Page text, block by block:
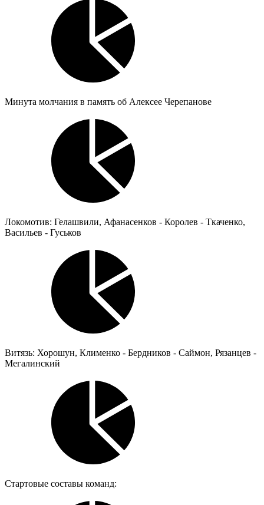
Минута молчания в память об Алексее Черепанове
Локомотив: Гелашвили, Афанасенков - Королев - Ткаченко,
Васильев - Гуськов
Витязь: Хорошун, Клименко - Бердников - Саймон, Рязанцев -
Мегалинский
Стартовые составы команд: